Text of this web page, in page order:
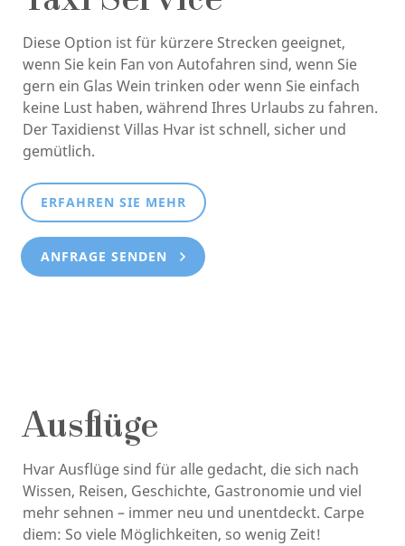
Diese Option ist für kürzere Strecken geeignet,
wenn Sie kein Fan von Autofahren sind, wenn Sie
gern ein Glas Wein trinken oder wenn Sie einfach
keine Lust haben, während Ihres Urlaubs zu fahren.
Der Taxidienst Villas Hvar ist schnell, sicher und
gemütlich.
ERFAHREN SIE MEHR
ANFRAGE SENDEN
Ausflüge
Hvar Ausflüge sind für alle gedacht, die sich nach
Wissen, Reisen, Geschichte, Gastronomie und viel
mehr sehnen – immer neu und unentdeckt. Carpe
diem: So viele Möglichkeiten, so wenig Zeit!